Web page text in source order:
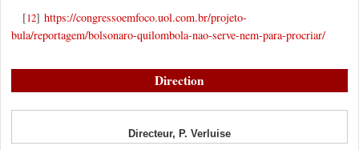
[12]https://congressoemfoco.uol.com.br/projeto-
bula/reportagem/bolsonaro-quilombola-nao-serve-nem-para-procriar/
Direction
Directeur, P. Verluise